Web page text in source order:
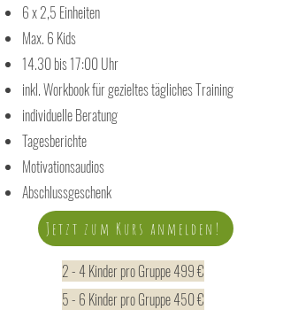
6 x 2,5 Einheiten
Max. 6 Kids
14.30 bis 17:00 Uhr
inkl. Workbook für gezieltes tägliches Training
individuelle Beratung
Tagesberichte
Motivationsaudios
Abschlussgeschenk
Jetzt zum Kurs anmelden!
2 - 4 Kinder pro Gruppe 499 €
5 - 6 Kinder pro Gruppe 450 €